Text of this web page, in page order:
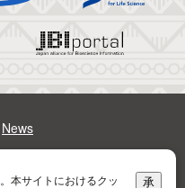
News
本サイトにおけるクッ
承